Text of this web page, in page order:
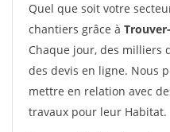
Quel que soit votre
chantiers grâce à
Chaque jour, des milliers
des devis en ligne. Nous
mettre en relation avec
travaux pour leur Habitat.